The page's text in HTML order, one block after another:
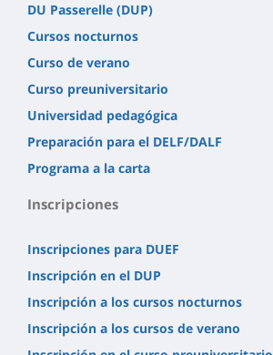
DU Passerelle (DUP)
Cursos nocturnos
Curso de verano
Curso preuniversitario
Universidad pedagógica
Preparación para el DELF/DALF
Programa a la carta
Inscripciones
Inscripciones para DUEF
Inscripción en el DUP
Inscripción a los cursos nocturnos
Inscripción a los cursos de verano